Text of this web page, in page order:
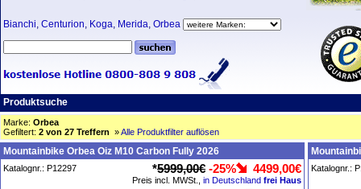
Bianchi, Centurion, Koga, Merida, Orbea
Produktsuche
Marke: Orbea
Gefiltert: 2 von 27 Treffern »Alle Produktfilter auflösen
Mountainbike Orbea Oiz M10 Carbon Fully 2026
Katalognr.: P12297 *5999,00€ -25% 4499,00€
Preis incl. MWSt., in Deutschland frei Haus
Katalognr.: